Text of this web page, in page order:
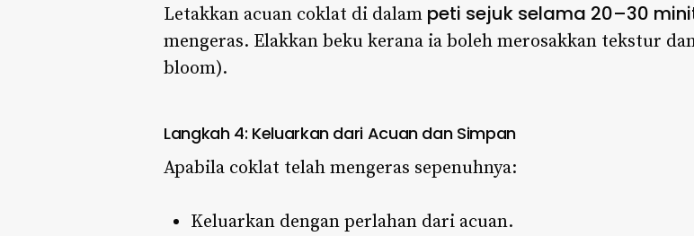
Letakkan acuan coklat di dalam peti sejuk selama 20–30
mengeras. Elakkan beku kerana ia boleh merosakkan tekstur
bloom).
Langkah 4: Keluarkan dari Acuan dan Simpan
Apabila coklat telah mengeras sepenuhnya:
Keluarkan dengan perlahan dari acuan.